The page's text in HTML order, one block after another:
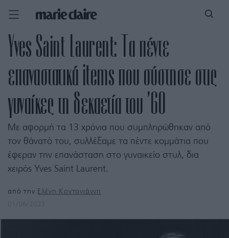
Yves Saint Laurent: Τα πέντε
επαναστατικά items που σύστησε στις
γυναίκες τη δεκαετία του ’60
Με αφορμή τα 13 χρόνια που συμπληρώθηκαν από
τον θάνατό του, συλλέξαμε τα πέντε κομμάτια που
έφεραν την επανάσταση στο γυναικείο στυλ, δια
χειρός Yves Saint Laurent.
από την Ελένη Κοντογιάννη